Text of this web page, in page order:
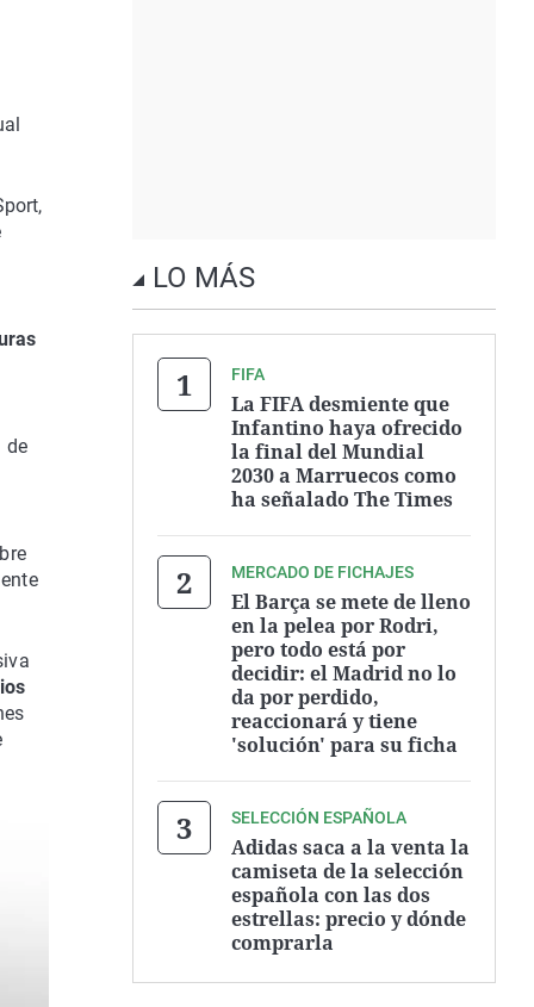
de
LO MÁS
FIFA
La FIFA desmiente que
Infantino haya ofrecido
la final del Mundial
2030 a Marruecos como
ha señalado The Times
MERCADO DE FICHAJES
El Barça se mete de lleno
en la pelea por Rodri,
pero todo está por
decidir: el Madrid no lo
da por perdido,
reaccionará y tiene
'solución' para su ficha
SELECCIÓN ESPAÑOLA
Adidas saca a la venta la
camiseta de la selección
española con las dos
estrellas: precio y dónde
comprarla